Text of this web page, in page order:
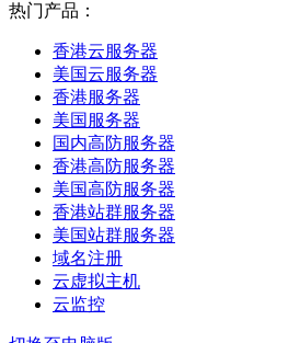
热门产品：
香港云服务器
美国云服务器
香港服务器
美国服务器
国内高防服务器
香港高防服务器
美国高防服务器
香港站群服务器
美国站群服务器
域名注册
云虚拟主机
云监控